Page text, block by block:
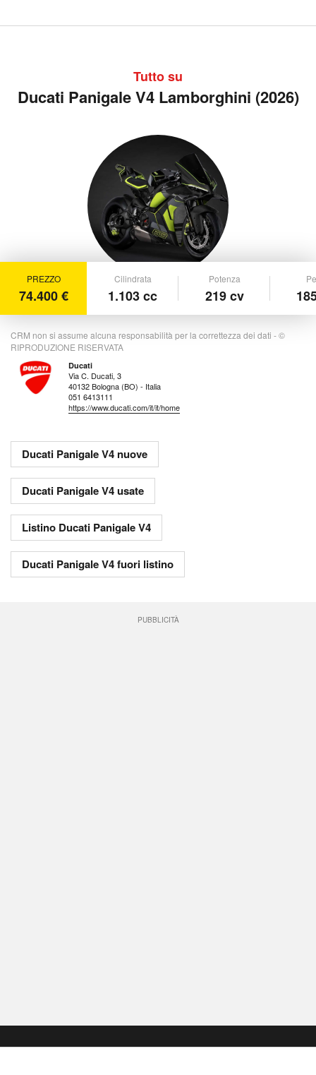
Tutto su
Ducati Panigale V4 Lamborghini (2026)
PREZZO
74.400 €
Cilindrata
1.103 cc
Potenza
219 cv
CRM non si assume alcuna responsabilità per la correttezza dei dati - ©
RIPRODUZIONE RISERVATA
Ducati
Via C. Ducati, 3
40132 Bologna (BO) - Italia
051 6413111
https://www.ducati.com/it/it/home
Ducati Panigale V4 nuove
Ducati Panigale V4 usate
Listino Ducati Panigale V4
Ducati Panigale V4 fuori listino
PUBBLICITÀ